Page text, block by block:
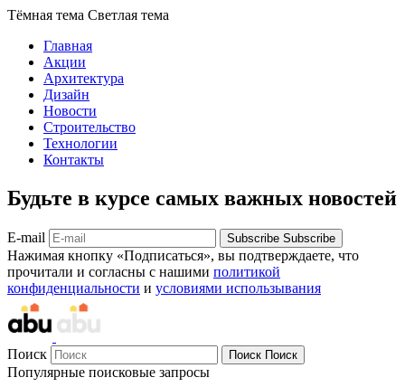
Тёмная тема Светлая тема
Главная
Акции
Архитектура
Дизайн
Новости
Строительство
Технологии
Контакты
Будьте в курсе самых важных новостей
E-mail Subscribe Subscribe
Нажимая кнопку «Подписаться», вы подтверждаете, что
прочитали и согласны с нашими политикой
конфиденциальности и условиями использывания
Поиск Поиск Поиск
Популярные поисковые запросы